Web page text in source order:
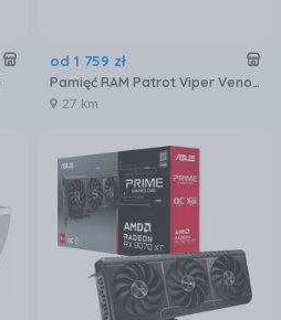
od 1 759 zł
Pamięć RAM Patrot Viper Venom DDR5 32GB 6000MTs (PVV532G600C30K)
27 km